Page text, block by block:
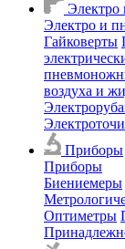
Электро
Электро и
Гайковерты
воздуха и
Приборы
Приборы
Биениемеры
Оптиметры